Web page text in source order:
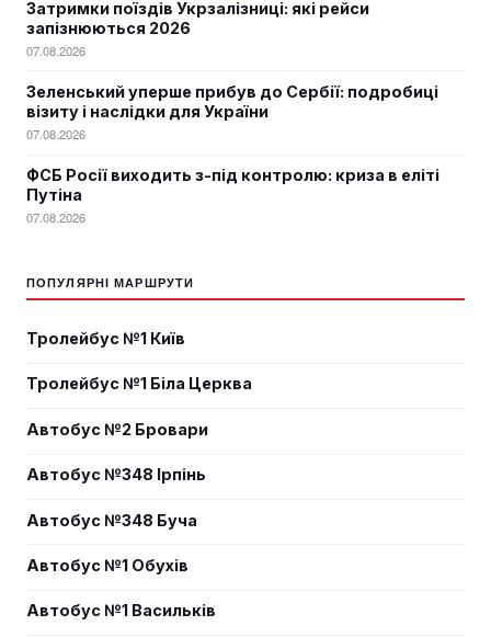
Затримки поїздів Укрзалізниці: які рейси
запізнюються 2026
07.08.2026
Зеленський уперше прибув до Сербії: подробиці
візиту і наслідки для України
07.08.2026
ФСБ Росії виходить з-під контролю: криза в еліті
Путіна
07.08.2026
ПОПУЛЯРНІ МАРШРУТИ
Тролейбус №1 Київ
Тролейбус №1 Біла Церква
Автобус №2 Бровари
Автобус №348 Ірпінь
Автобус №348 Буча
Автобус №1 Обухів
Автобус №1 Васильків